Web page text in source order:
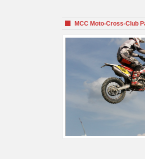
MCC Moto-Cross-Club